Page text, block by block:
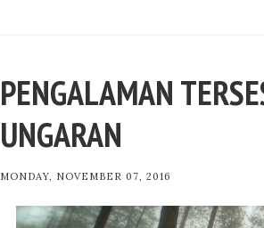
PENGALAMAN
UNGARAN
MONDAY, NOVEMBER 07, 2016